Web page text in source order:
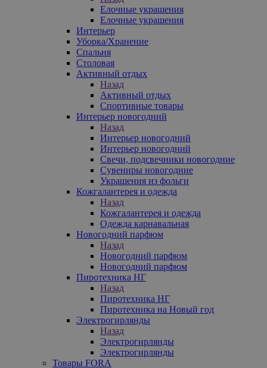
Елочные украшения
Елочные украшения
Интерьер
Уборка/Хранение
Спальня
Столовая
Активный отдых
Назад
Активный отдых
Спортивные товары
Интерьер новогодний
Назад
Интерьер новогодний
Интерьер новогодний
Свечи, подсвечники новогодние
Сувениры новогодние
Украшения из фольги
Кожгалантерея и одежда
Назад
Кожгалантерея и одежда
Одежда карнавальная
Новогодний парфюм
Назад
Новогодний парфюм
Новогодний парфюм
Пиротехника НГ
Назад
Пиротехника НГ
Пиротехника на Новый год
Электрогирлянды
Назад
Электрогирлянды
Электрогирлянды
Товары FORA